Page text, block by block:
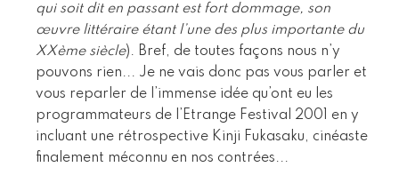
qui soit dit en passant est fort dommage, son
œuvre littéraire étant l’une des plus importante du
XXème siècle). Bref, de toutes façons nous n’y
pouvons rien... Je ne vais donc pas vous parler et
vous reparler de l’immense idée qu’ont eu les
programmateurs de l’Etrange Festival 2001 en y
incluant une rétrospective Kinji Fukasaku, cinéaste
finalement méconnu en nos contrées...